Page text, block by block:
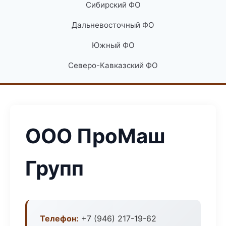
Сибирский ФО
Дальневосточный ФО
Южный ФО
Северо-Кавказский ФО
ООО ПроМаш
Групп
Телефон: +7 (946) 217-19-62